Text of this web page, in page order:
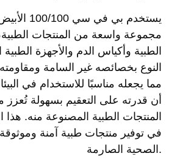
يستخدم بي
مجموعة واسعة من المنتجات الطبية،
الطبية وأكياس الدم والأجهزة الطبية
النوع بخصائصه غير السامة ومقاومته
مما يجعله مناسبًا للاستخدام في
أن قدرته على التعقيم بسهولة
المنتجات الطبية المصنوعة منه.
في توفير منتجات طبية آمنة وموثوقة
الصحية الصارمة.